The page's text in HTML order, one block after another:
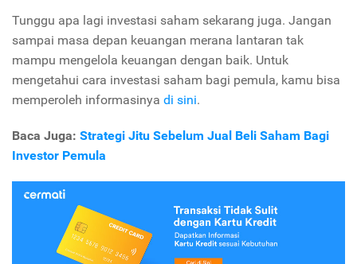
Tunggu apa lagi investasi saham sekarang juga. Jangan
sampai masa depan keuangan merana lantaran tak
mampu mengelola keuangan dengan baik. Untuk
mengetahui cara investasi saham bagi pemula, kamu bisa
memperoleh informasinya di sini.
Baca Juga: Strategi Jitu Sebelum Jual Beli Saham Bagi
Investor Pemula